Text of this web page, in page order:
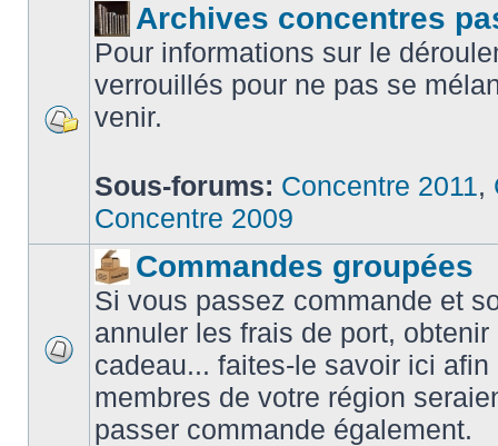
Archives concentres
Pour informations sur le
verrouillés pour ne pas se
venir.
Sous-forums: Concentre 2011,
Concentre 2009
Commandes groupées
Si vous passez commande et
annuler les frais de port,
cadeau... faites-le savoir ici
membres de votre région
passer commande également.